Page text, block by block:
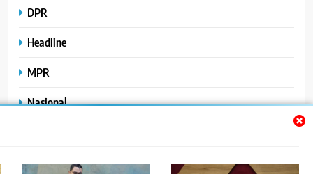
DPR
Headline
MPR
Nasional
Polhukam